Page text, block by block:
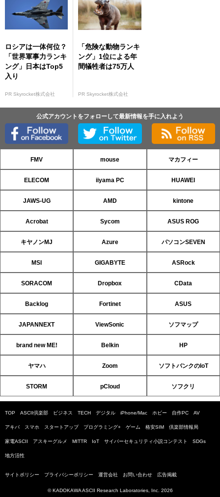
ロシアは一体何位？
「世界軍事力ランキ
ング」日本はTop5
入り
PR Skyrocket株式会社
「危険な動物ランキ
ング」1位による年
間犠牲者は75万人
PR Skyrocket株式会社
公式アカウントをフォローして最新情報を手に入れよう
FMV mouse マカフィー
ELECOM iiyama PC HUAWEI
JAWS-UG AMD kintone
Acrobat Sycom ASUS ROG
キヤノンMJ Azure パソコンSEVEN
MSI GIGABYTE ASRock
SORACOM Dropbox CData
Backlog Fortinet ASUS
JAPANNEXT ViewSonic ソフマップ
brand new ME! Belkin HP
ヤマハ Zoom ソフトバンクのIoT
STORM pCloud ソフクリ
TOP ASCII倶楽部 ビジネス TECH デジタル iPhone/Mac ホビー 自作PC AV
アキバ スマホ スタートアップ プログラミング+ ゲーム 格安SIM 倶楽部情報局
家電ASCII アスキーグルメ MITTR IoT サイバーセキュリティ小説コンテスト SDGs
地方活性
サイトポリシー プライバシーポリシー 運営会社 お問い合わせ 広告掲載
© KADOKAWA ASCII Research Laboratories, Inc. 2026